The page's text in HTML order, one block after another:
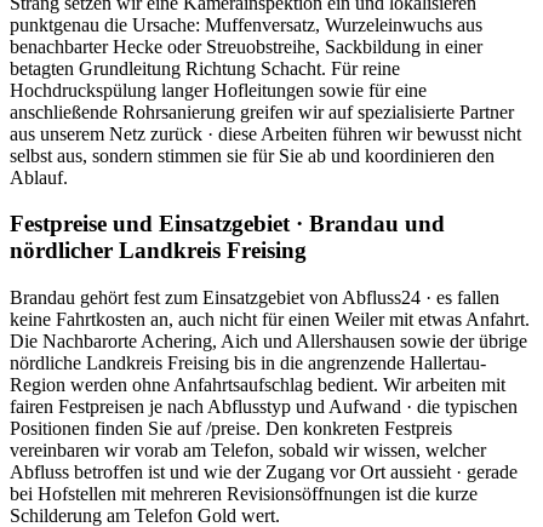
punktgenau die Ursache: Muffenversatz, Wurzeleinwuchs aus
benachbarter Hecke oder Streuobstreihe, Sackbildung in einer
betagten Grundleitung Richtung Schacht. Für reine
Hochdruckspülung langer Hofleitungen sowie für eine
anschließende Rohrsanierung greifen wir auf spezialisierte Partner
aus unserem Netz zurück · diese Arbeiten führen wir bewusst nicht
selbst aus, sondern stimmen sie für Sie ab und koordinieren den
Ablauf.
Festpreise und Einsatzgebiet · Brandau und
nördlicher Landkreis Freising
Brandau gehört fest zum Einsatzgebiet von Abfluss24 · es fallen
keine Fahrtkosten an, auch nicht für einen Weiler mit etwas Anfahrt.
Die Nachbarorte Achering, Aich und Allershausen sowie der übrige
nördliche Landkreis Freising bis in die angrenzende Hallertau-
Region werden ohne Anfahrtsaufschlag bedient. Wir arbeiten mit
fairen Festpreisen je nach Abflusstyp und Aufwand · die typischen
Positionen finden Sie auf /preise. Den konkreten Festpreis
vereinbaren wir vorab am Telefon, sobald wir wissen, welcher
Abfluss betroffen ist und wie der Zugang vor Ort aussieht · gerade
bei Hofstellen mit mehreren Revisionsöffnungen ist die kurze
Schilderung am Telefon Gold wert.